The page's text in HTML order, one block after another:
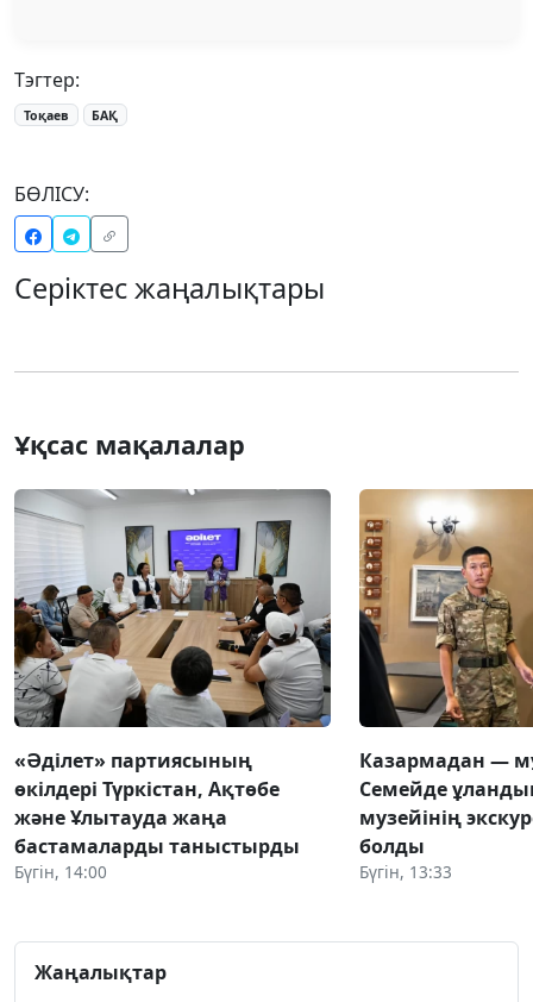
Тэгтер:
Тоқаев БАҚ
БӨЛІСУ:
Серіктес жаңалықтары
Ұқсас мақалалар
«Әділет» партиясының
өкілдері Түркістан, Ақтөбе
және Ұлытауда жаңа
бастамаларды таныстырды
Бүгін, 14:00
Казармадан —
Семейде
музейінің
болды
Бүгін, 13:33
Жаңалықтар